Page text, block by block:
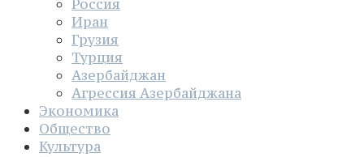
Россия
Иран
Грузия
Турция
Азербайджан
Агрессия Азербайджана
Экономика
Общество
Культура